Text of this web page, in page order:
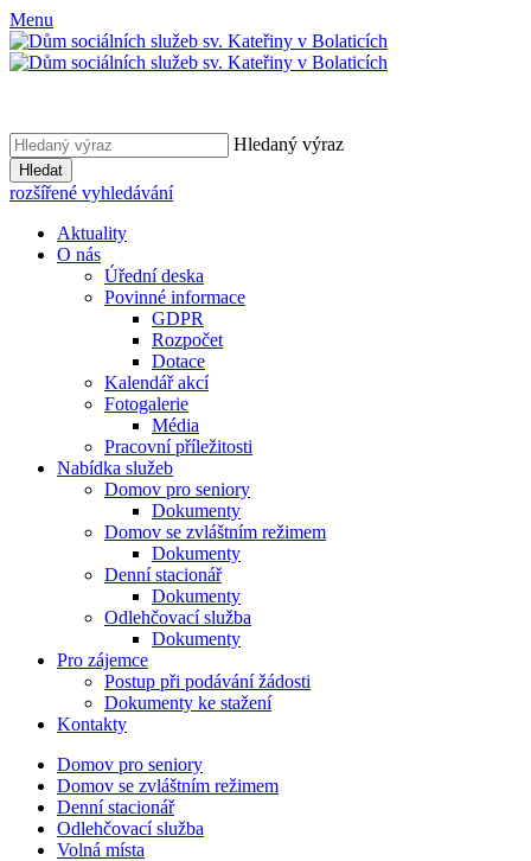
Menu
Hledaný výraz
Hledat
rozšířené vyhledávání
Aktuality
O nás
Úřední deska
Povinné informace
GDPR
Rozpočet
Dotace
Kalendář akcí
Fotogalerie
Média
Pracovní příležitosti
Nabídka služeb
Domov pro seniory
Dokumenty
Domov se zvláštním režimem
Dokumenty
Denní stacionář
Dokumenty
Odlehčovací služba
Dokumenty
Pro zájemce
Postup při podávání žádosti
Dokumenty ke stažení
Kontakty
Domov pro seniory
Domov se zvláštním režimem
Denní stacionář
Odlehčovací služba
Volná místa